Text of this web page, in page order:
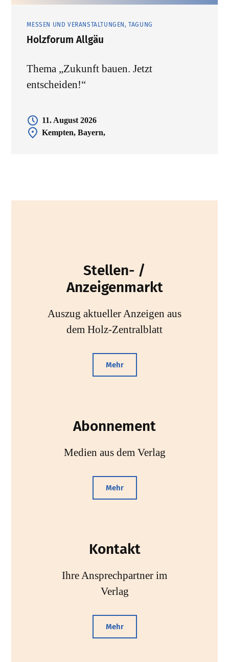
MESSEN UND VERANSTALTUNGEN, TAGUNG
Holzforum Allgäu
Thema „Zukunft bauen. Jetzt
entscheiden!“
11. August 2026
Kempten, Bayern,
Stellen- /
Anzeigenmarkt
Auszug aktueller Anzeigen aus
dem Holz-Zentralblatt
Mehr
Abonnement
Medien aus dem Verlag
Mehr
Kontakt
Ihre Ansprechpartner im
Verlag
Mehr